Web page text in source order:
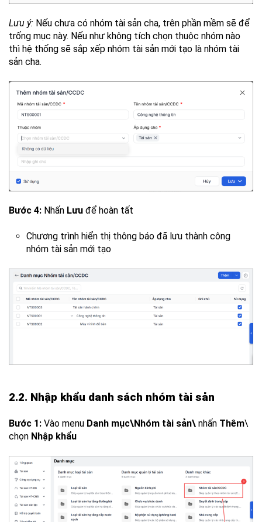
Lưu ý: Nếu chưa có nhóm tài sản cha, trên phần mềm sẽ để
trống mục này. Nếu như không tích chọn thuộc nhóm nào
thì hệ thống sẽ sắp xếp nhóm tài sản mới tạo là nhóm tài
sản cha.
Bước 4: Nhấn Lưu để hoàn tất
Chương trình hiển thị thông báo đã lưu thành công
nhóm tài sản mới tạo
2.2. Nhập khẩu danh sách nhóm tài sản
Bước 1: Vào menu Danh mục\Nhóm tài sản\ nhấn Thêm\
chọn Nhập khẩu